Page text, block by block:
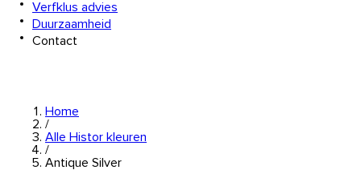
Verfklus advies
Duurzaamheid
Contact
Home
/
Alle Histor kleuren
/
Antique Silver